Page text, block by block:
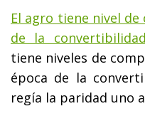
El agro tiene nivel
de la convertibilidad
tiene niveles de
época de la
regía la paridad uno